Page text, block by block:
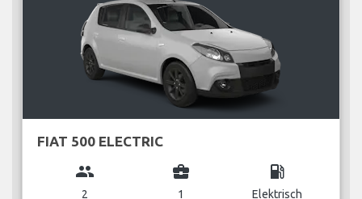
FIAT 500 ELECTRIC
group
2
business_center
1
local_gas_station
Elektrisch